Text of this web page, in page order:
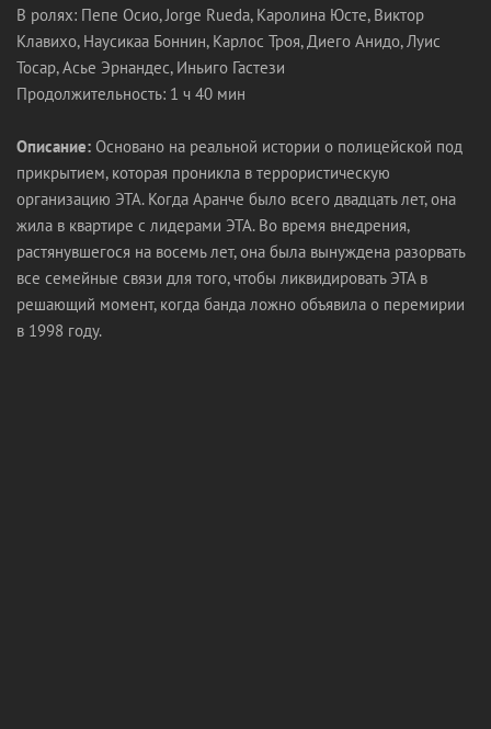
В ролях: Пепе Осио, Jorge Rueda, Каролина Юсте, Виктор
Клавихо, Наусикаа Боннин, Карлос Троя, Диего Анидо, Луис
Тосар, Асье Эрнандес, Иньиго Гастези
Продолжительность: 1 ч 40 мин
Описание: Основано на реальной истории о полицейской под
прикрытием, которая проникла в террористическую
организацию ЭТА. Когда Аранче было всего двадцать лет, она
жила в квартире с лидерами ЭТА. Во время внедрения,
растянувшегося на восемь лет, она была вынуждена разорвать
все семейные связи для того, чтобы ликвидировать ЭТА в
решающий момент, когда банда ложно объявила о перемирии
в 1998 году.